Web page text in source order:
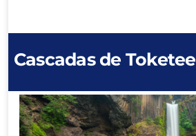
Cascadas de Toketee